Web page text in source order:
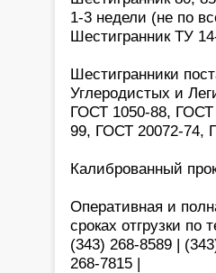
1-3 недели (не по
Шестигранник ТУ
Шестигранники
Углеродистых и
ГОСТ 1050-88,
99, ГОСТ 20072-74,
Калиброванный
Оперативная и
сроках отгрузки
(343) 268-8589 |
268-7815 |